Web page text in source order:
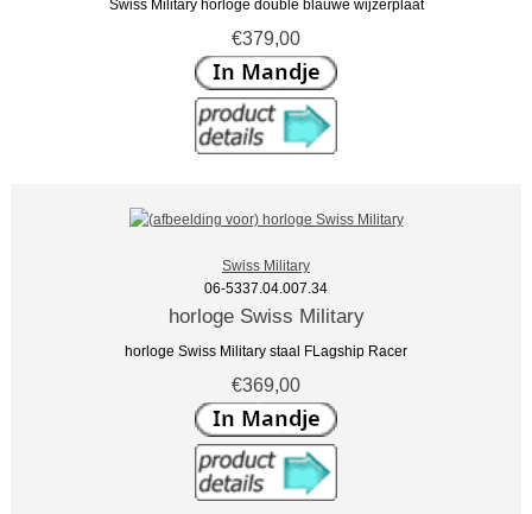
Swiss Military horloge double blauwe wijzerplaat
€379,00
Swiss Military
06-5337.04.007.34
horloge Swiss Military
horloge Swiss Military staal FLagship Racer
€369,00